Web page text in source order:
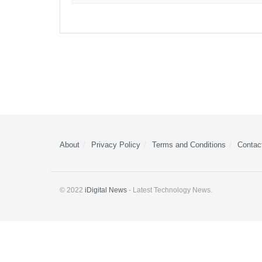
About Privacy Policy Terms and Conditions
© 2022 iDigital News - Latest Technology News.